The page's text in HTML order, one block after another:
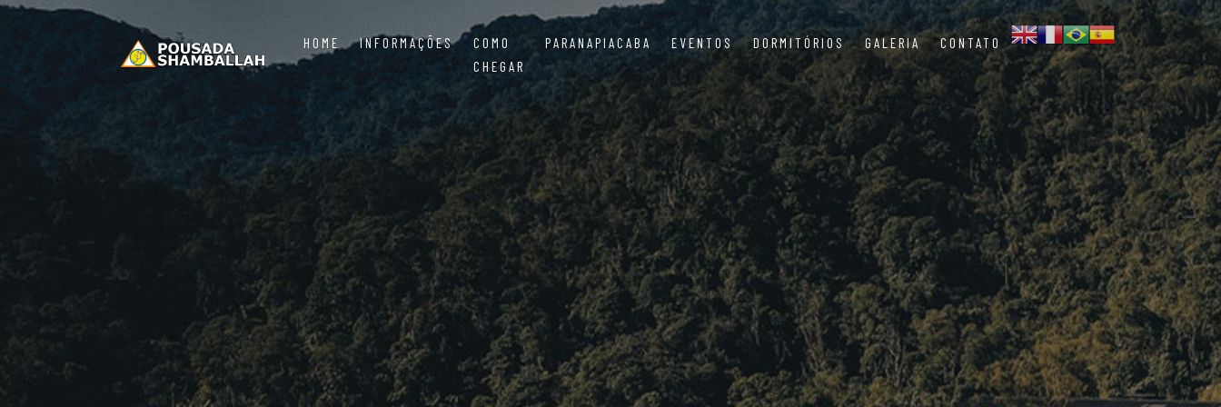
HOME INFORMAÇÕES
COMO
CHEGAR
PARANAPIACABA EVENTOS DORMITÓRIOS GALERIA CONTATO